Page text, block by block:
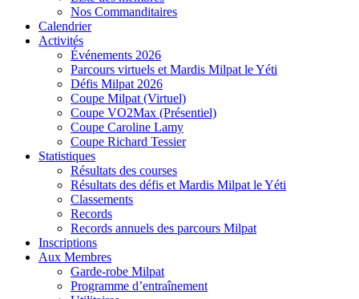
Nos Commanditaires
Calendrier
Activités
Événements 2026
Parcours virtuels et Mardis Milpat le Yéti
Défis Milpat 2026
Coupe Milpat (Virtuel)
Coupe VO2Max (Présentiel)
Coupe Caroline Lamy
Coupe Richard Tessier
Statistiques
Résultats des courses
Résultats des défis et Mardis Milpat le Yéti
Classements
Records
Records annuels des parcours Milpat
Inscriptions
Aux Membres
Garde-robe Milpat
Programme d’entraînement